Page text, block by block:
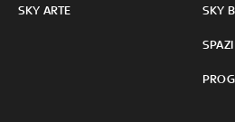
SKY ARTE SKY